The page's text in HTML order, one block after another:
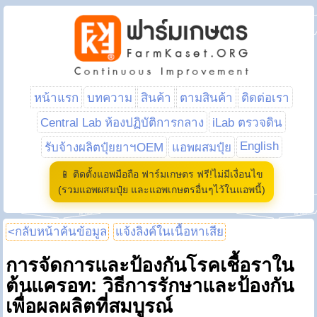
หน้าแรก บทความ สินค้า ตามสินค้า
ติดต่อเรา
Central Lab ห้องปฏิบัติการกลาง
iLab ตรวจดิน
รับจ้างผลิตปุ๋ยยาฯOEM
แอพผสมปุ๋ย English
📱 ติดตั้งแอพมือถือ ฟาร์มเกษตร ฟรี!ไม่มีเงื่อนไข
(รวมแอพผสมปุ๋ย และแอพเกษตรอื่นๆไว้ในแอพนี้)
<กลับหน้าค้นข้อมูล แจ้งลิงค์ในเนื้อหาเสีย
การจัดการและป้องกันโรคเชื้อราใน
ต้นแครอท: วิธีการรักษาและป้องกัน
เพื่อผลผลิตที่สมบูรณ์